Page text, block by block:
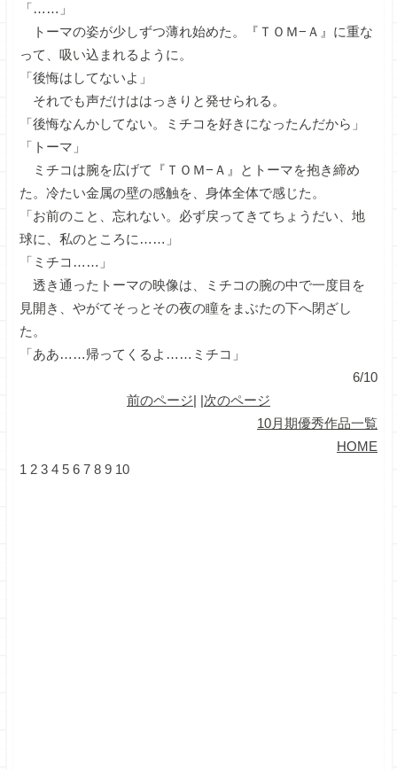
「……」
トーマの姿が少しずつ薄れ始めた。『ＴＯＭ−Ａ』に重な
って、吸い込まれるように。
「後悔はしてないよ」
それでも声だけははっきりと発せられる。
「後悔なんかしてない。ミチコを好きになったんだから」
「トーマ」
ミチコは腕を広げて『ＴＯＭ−Ａ』とトーマを抱き締め
た。冷たい金属の壁の感触を、身体全体で感じた。
「お前のこと、忘れない。必ず戻ってきてちょうだい、地
球に、私のところに……」
「ミチコ……」
透き通ったトーマの映像は、ミチコの腕の中で一度目を
見開き、やがてそっとその夜の瞳をまぶたの下へ閉ざし
た。
「ああ……帰ってくるよ……ミチコ」
6/10
前のページ| |次のページ
10月期優秀作品一覧
HOME
1 2 3 4 5 6 7 8 9 10